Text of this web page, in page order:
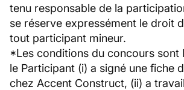
tenu responsable de la
se réserve expressément le droit
tout participant mineur.
*Les conditions du concours sont
le Participant (i) a signé une fiche
chez Accent Construct, (ii) a